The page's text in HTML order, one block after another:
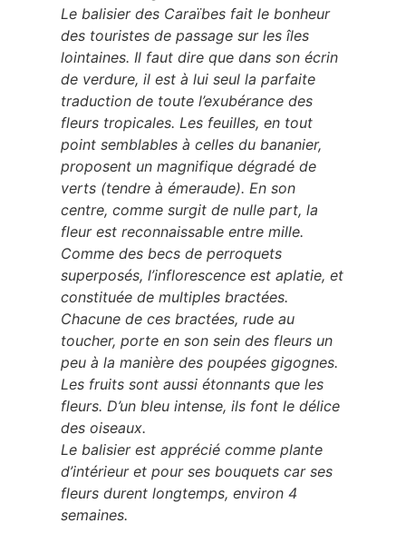
Le balisier des Caraïbes fait le bonheur
des touristes de passage sur les îles
lointaines. Il faut dire que dans son écrin
de verdure, il est à lui seul la parfaite
traduction de toute l’exubérance des
fleurs tropicales. Les feuilles, en tout
point semblables à celles du bananier,
proposent un magnifique dégradé de
verts (tendre à émeraude). En son
centre, comme surgit de nulle part, la
fleur est reconnaissable entre mille.
Comme des becs de perroquets
superposés, l’inflorescence est aplatie, et
constituée de multiples bractées.
Chacune de ces bractées, rude au
toucher, porte en son sein des fleurs un
peu à la manière des poupées gigognes.
Les fruits sont aussi étonnants que les
fleurs. D’un bleu intense, ils font le délice
des oiseaux.
Le balisier est apprécié comme plante
d’intérieur et pour ses bouquets car ses
fleurs durent longtemps, environ 4
semaines.